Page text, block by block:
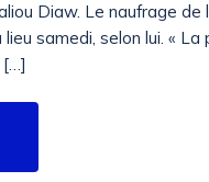
Diaw. Le naufrage de
samedi, selon lui. « La
[…]